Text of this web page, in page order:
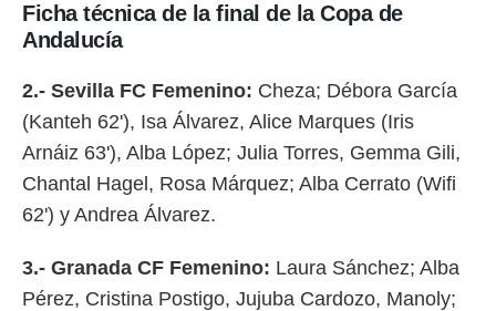
Ficha técnica de la final de la Copa de
Andalucía
2.- Sevilla FC Femenino: Cheza; Débora García
(Kanteh 62'), Isa Álvarez, Alice Marques (Iris
Arnáiz 63'), Alba López; Julia Torres, Gemma Gili,
Chantal Hagel, Rosa Márquez; Alba Cerrato (Wifi
62') y Andrea Álvarez.
3.- Granada CF Femenino: Laura Sánchez; Alba
Pérez, Cristina Postigo, Jujuba Cardozo, Manoly;